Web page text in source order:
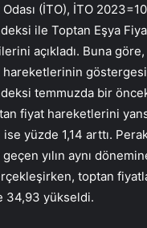
(İTO), İTO
ile Toptan Eşya
açıkladı. Buna
temmuzda bir
fiyat hareketlerini
ise yüzde 1,14 arttı.
yılın aynı
toptan
34,93 yükseldi.